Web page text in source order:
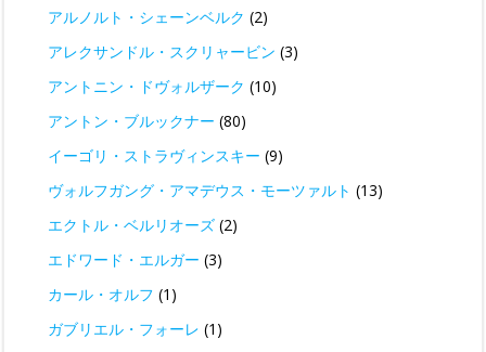
アルノルト・シェーンベルク (2)
アレクサンドル・スクリャービン (3)
アントニン・ドヴォルザーク (10)
アントン・ブルックナー (80)
イーゴリ・ストラヴィンスキー (9)
ヴォルフガング・アマデウス・モーツァルト (13)
エクトル・ベルリオーズ (2)
エドワード・エルガー (3)
カール・オルフ (1)
ガブリエル・フォーレ (1)